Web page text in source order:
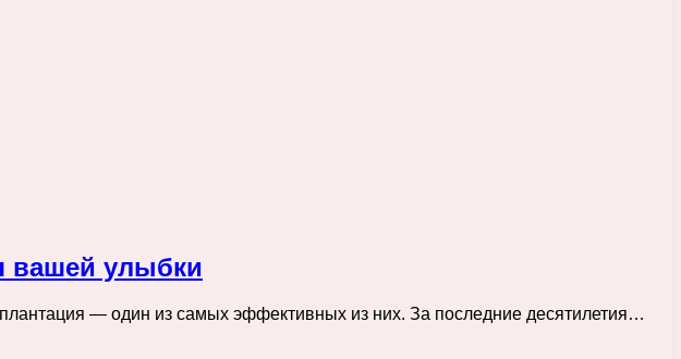
вашей улыбки
— один из самых эффективных из них. За последние десятилетия…